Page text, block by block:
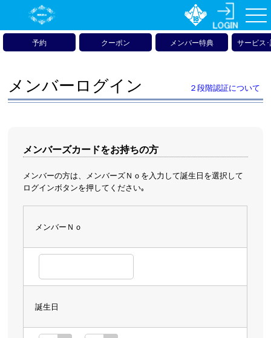
予約 クーポン メンバー特典 サービス
メンバーログイン ２段階認証について
メンバーズカードをお持ちの方
メンバーの方は、メンバーズＮｏを入力して誕生日を選択して
ログインボタンを押してください｡
メンバーＮｏ
誕生日